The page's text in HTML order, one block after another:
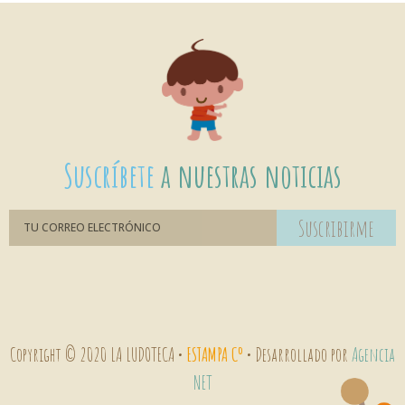
Suscríbetea nuestras noticias
Suscribirme
Copyright © 2020 LA LUDOTECA • ESTAMPA Cº • Desarrollado porAgencia
NET